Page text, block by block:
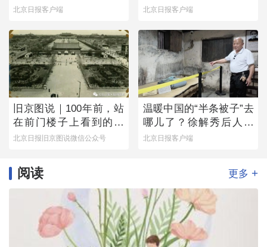
北京日报客户端 北京日报客户端
旧京图说｜100年前，站
在前门楼子上看到的是
这番景象
北京日报旧京图说微信公众号
温暖中国的“半条被子”去
哪儿了？徐解秀后人道
出令人落泪的真相
北京日报客户端
阅读 更多 +